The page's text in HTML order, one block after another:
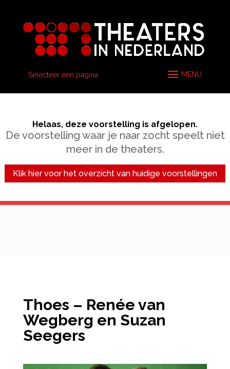
Selecteer een pagina
Helaas, deze voorstelling is afgelopen.
De voorstelling waar je naar zocht speelt niet
meer in de theaters.
Klik hier voor het overzicht van huidige voorstellingen
Thoes – Renée van
Wegberg en Suzan
Seegers